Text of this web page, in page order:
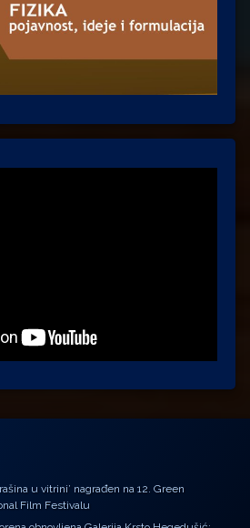
u vitrini’ nagrađen na 12. Green
Film Festivalu